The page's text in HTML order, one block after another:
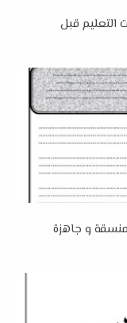
التعليم قبل
استمارة المتابعة الشهرية لطلاب الدمج doc منسقة و جاهزة